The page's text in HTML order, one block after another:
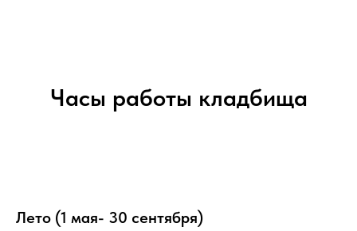
Часы работы кладбища
Лето (1 мая- 30 сентября)